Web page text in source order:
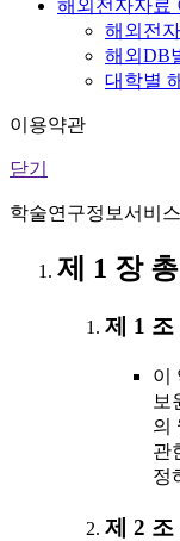
해외전자자료
해외전
해외DB
대학별
이용약관
닫기
학술연구정보서비
제 1 장
제 1 조
이
보
의
관
정
제 2